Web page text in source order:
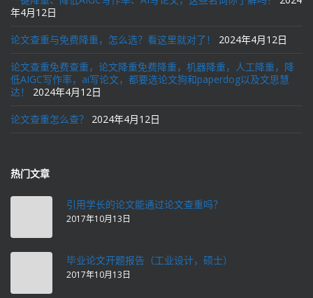
年4月12日
论文查重与免费降重，怎么选？看这里就对了！ 2024年4月12日
论文查重免费查重，论文降重免费降重，机器降重，人工降重，降
低AIGC写作率，ai写论文，都要选论文狗和paperdog以及文思慧
达！
2024年4月12日
论文查重怎么查？ 2024年4月12日
热门文章
引用学长的论文能通过论文查重吗？
2017年10月13日
毕业论文开题报告（工业设计，硕士）
2017年10月13日